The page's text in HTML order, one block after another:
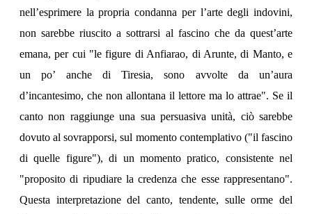
nell’esprimere la propria condanna per l’arte degli indovini,
non sarebbe riuscito a sottrarsi al fascino che da quest’arte
emana, per cui "le figure di Anfiarao, di Arunte, di Manto, e
un po’ anche di Tiresia, sono avvolte da un’aura
d’incantesimo, che non allontana il lettore ma lo attrae". Se il
canto non raggiunge una sua persuasiva unità, ciò sarebbe
dovuto al sovrapporsi, sul momento contemplativo ("il fascino
di quelle figure"), di un momento pratico, consistente nel
"proposito di ripudiare la credenza che esse rappresentano".
Questa interpretazione del canto, tendente, sulle orme del